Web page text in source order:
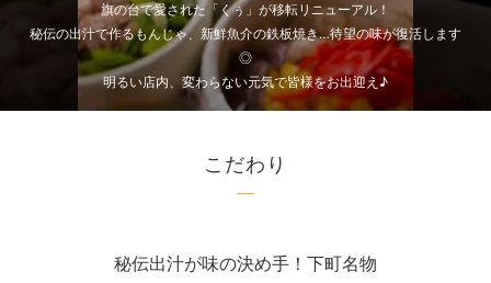
旗の台で愛された「くぅ」が移転リニューアル！
秘伝の出汁で作るもんじゃ、新鮮魚介の鉄板焼き…待望の味が復活します
◎
明るい店内、変わらない元気で皆様をお出迎え♪
こだわり
秘伝出汁が味の決め手！下町名物